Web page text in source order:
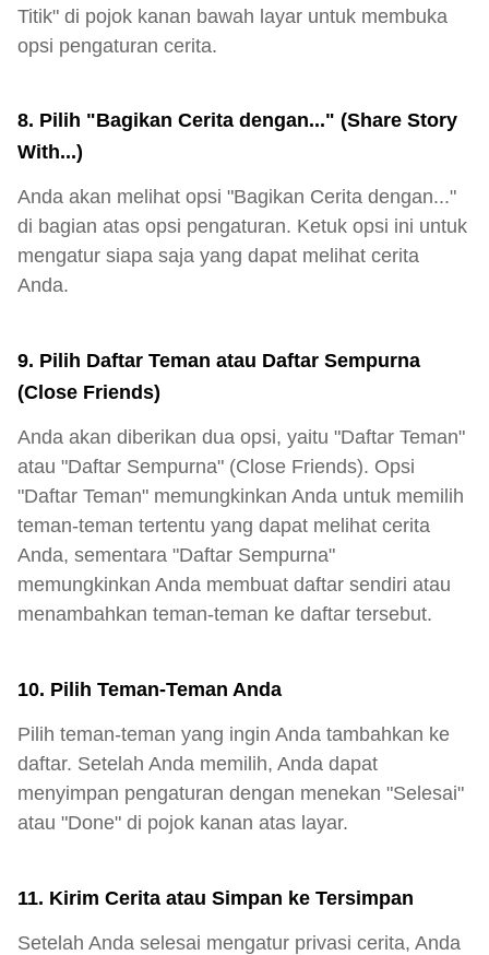
Titik" di pojok kanan bawah layar untuk membuka
opsi pengaturan cerita.
8. Pilih "Bagikan Cerita dengan..." (Share Story
With...)
Anda akan melihat opsi "Bagikan Cerita dengan..."
di bagian atas opsi pengaturan. Ketuk opsi ini untuk
mengatur siapa saja yang dapat melihat cerita
Anda.
9. Pilih Daftar Teman atau Daftar Sempurna
(Close Friends)
Anda akan diberikan dua opsi, yaitu "Daftar Teman"
atau "Daftar Sempurna" (Close Friends). Opsi
"Daftar Teman" memungkinkan Anda untuk memilih
teman-teman tertentu yang dapat melihat cerita
Anda, sementara "Daftar Sempurna"
memungkinkan Anda membuat daftar sendiri atau
menambahkan teman-teman ke daftar tersebut.
10. Pilih Teman-Teman Anda
Pilih teman-teman yang ingin Anda tambahkan ke
daftar. Setelah Anda memilih, Anda dapat
menyimpan pengaturan dengan menekan "Selesai"
atau "Done" di pojok kanan atas layar.
11. Kirim Cerita atau Simpan ke Tersimpan
Setelah Anda selesai mengatur privasi cerita, Anda